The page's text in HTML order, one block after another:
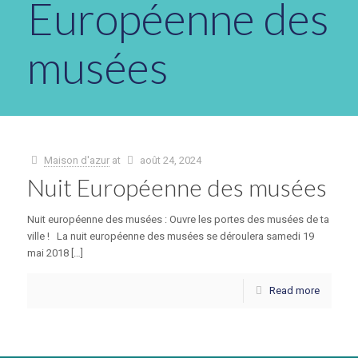
Européenne des
musées
Maison d'azur at août 24, 2024
Nuit Européenne des musées
Nuit européenne des musées : Ouvre les portes des musées de ta
ville ! La nuit européenne des musées se déroulera samedi 19
mai 2018 […]
Read more